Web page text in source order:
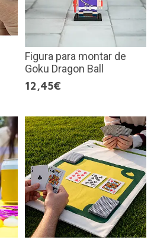
Figura para montar de
Goku Dragon Ball
12,45€